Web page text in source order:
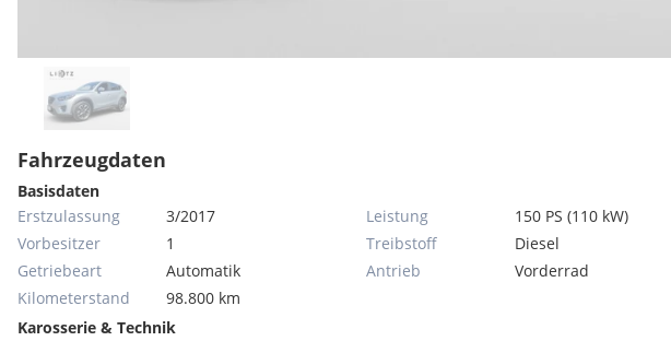
Fahrzeugdaten
Basisdaten
Erstzulassung
3/2017
Vorbesitzer
1
Getriebeart
Automatik
Kilometerstand
98.800 km
Leistung
150 PS (110 kW)
Treibstoff
Diesel
Antrieb
Vorderrad
Karosserie & Technik